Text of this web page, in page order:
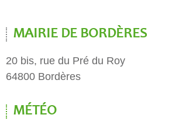
MAIRIE DE BORDÈRES
20 bis, rue du Pré du Roy
64800 Bordères
MÉTÉO